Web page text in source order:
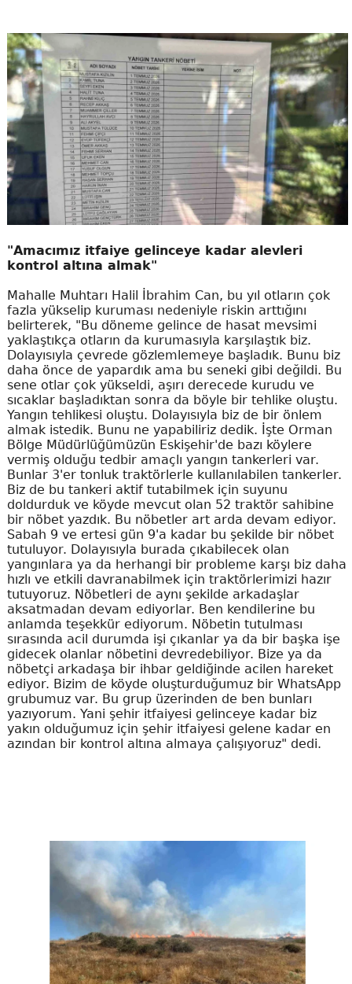
"Amacımız itfaiye gelinceye kadar alevleri
kontrol altına almak"
Mahalle Muhtarı Halil İbrahim Can, bu yıl otların çok
fazla yükselip kuruması nedeniyle riskin arttığını
belirterek, "Bu döneme gelince de hasat mevsimi
yaklaştıkça otların da kurumasıyla karşılaştık biz.
Dolayısıyla çevrede gözlemlemeye başladık. Bunu biz
daha önce de yapardık ama bu seneki gibi değildi. Bu
sene otlar çok yükseldi, aşırı derecede kurudu ve
sıcaklar başladıktan sonra da böyle bir tehlike oluştu.
Yangın tehlikesi oluştu. Dolayısıyla biz de bir önlem
almak istedik. Bunu ne yapabiliriz dedik. İşte Orman
Bölge Müdürlüğümüzün Eskişehir'de bazı köylere
vermiş olduğu tedbir amaçlı yangın tankerleri var.
Bunlar 3'er tonluk traktörlerle kullanılabilen tankerler.
Biz de bu tankeri aktif tutabilmek için suyunu
doldurduk ve köyde mevcut olan 52 traktör sahibine
bir nöbet yazdık. Bu nöbetler art arda devam ediyor.
Sabah 9 ve ertesi gün 9'a kadar bu şekilde bir nöbet
tutuluyor. Dolayısıyla burada çıkabilecek olan
yangınlara ya da herhangi bir probleme karşı biz daha
hızlı ve etkili davranabilmek için traktörlerimizi hazır
tutuyoruz. Nöbetleri de aynı şekilde arkadaşlar
aksatmadan devam ediyorlar. Ben kendilerine bu
anlamda teşekkür ediyorum. Nöbetin tutulması
sırasında acil durumda işi çıkanlar ya da bir başka işe
gidecek olanlar nöbetini devredebiliyor. Bize ya da
nöbetçi arkadaşa bir ihbar geldiğinde acilen hareket
ediyor. Bizim de köyde oluşturduğumuz bir WhatsApp
grubumuz var. Bu grup üzerinden de ben bunları
yazıyorum. Yani şehir itfaiyesi gelinceye kadar biz
yakın olduğumuz için şehir itfaiyesi gelene kadar en
azından bir kontrol altına almaya çalışıyoruz" dedi.